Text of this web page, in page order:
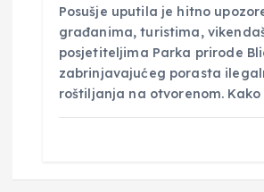
Posušje uputila je hitno
građanima, turistima,
posjetiteljima Parka prirode
zabrinjavajućeg porasta
roštiljanja na otvorenom.